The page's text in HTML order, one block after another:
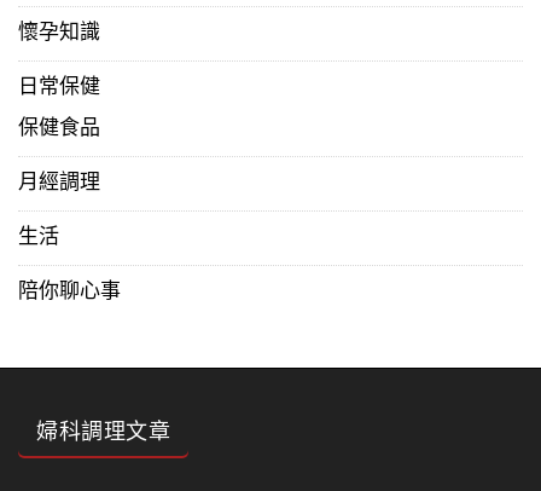
懷孕知識
日常保健
保健食品
月經調理
生活
陪你聊心事
婦科調理文章